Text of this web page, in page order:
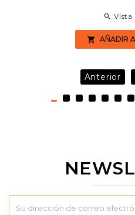
 Vista
 AÑADIR
Anterior